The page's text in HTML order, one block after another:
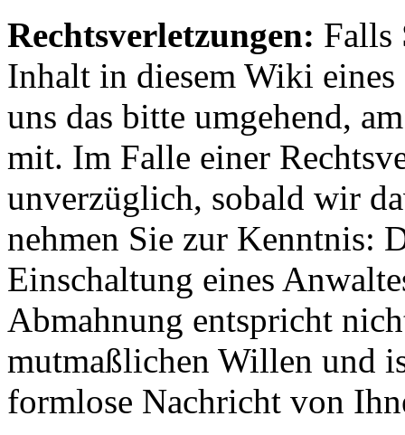
Rechtsverletzungen: Falls
Inhalt in diesem Wiki
uns das bitte umgehend,
mit. Im Falle einer
unverzüglich, sobald wir
nehmen Sie zur Kenntnis:
Einschaltung eines
Abmahnung entspricht
mutmaßlichen Willen und
formlose Nachricht von